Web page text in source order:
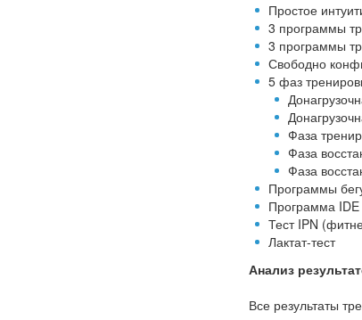
Простое
3 программы
3 программы
Свободно
5 фаз
Фаза
Фаза
Фаза
Программы
Программа
Тест IPN
Лактат-тест
Анализ
Все результаты